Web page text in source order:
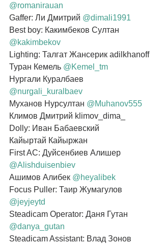
@romanirauan
Gaffer: Ли Дмитрий @dimali1991
Best boy: Какимбеков Султан
@kakimbekov
Lighting: Талгат Жансерик adilkhanoff
Туран Кемель @Kemel_tm
Нургали Куралбаев
@nurgali_kuralbaev
Муханов Нурсултан @Muhanov555
Климов Дмитрий klimov_dima_
Dolly: Иван Бабаевский
Кайыртай Кайыржан
First AC: Дуйсенбиев Алишер
@Alishduisenbiev
Ашимов Алибек @heyalibek
Focus Puller: Таир Жумагулов
@jeyjeytd
Steadicam Operator: Даня Гутан
@danya_gutan
Steadicam Assistant: Влад Зонов